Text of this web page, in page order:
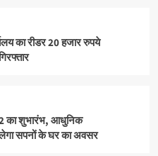
का रीडर 20 हजार रुपये
का शुभारंभ, आधुनिक
सपनों के घर का अवसर